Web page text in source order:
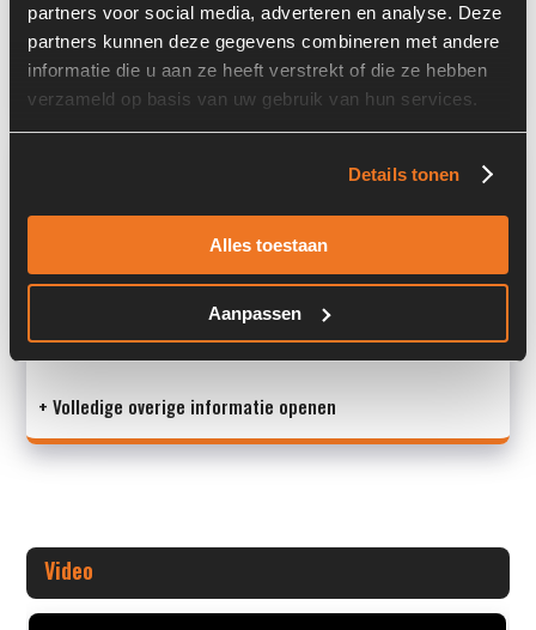
partners voor social media, adverteren en analyse. Deze
partners kunnen deze gegevens combineren met andere
informatie die u aan ze heeft verstrekt of die ze hebben
verzameld op basis van uw gebruik van hun services.
Details tonen
Alles toestaan
Aanpassen
Past op de volgende machines:
Terex TW 150
Land:
Nederland
Stock number: 7105-041
Type 1: 6092613
+ Volledige overige informatie openen
Video